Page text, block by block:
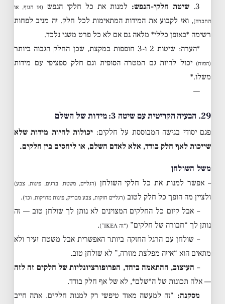
3.
שיטת חלקי-הנפש: למנות את כל חלקי הנפש (או הגוף, או
החברה), ואז לקבוע את המידות המתאימות לכל חלק. זה מניב לפחות
רשימה *באופן כללי* מלאה גם אם לא כל פרט משני נלכד.
*הערה: שיטות 2 ו-3 חופפות במקצת, שכן החלק הגבוה ביותר
(המוח) יכול להיות גם המטרה הסופית וגם חלק ספציפי עם מידות
משלו.*
—
29. הבעיה הקריטית עם שיטה 3: מידות של השלם
פגם יסודי בגישה המבוססת על חלקים: יכולות להיות מידות שלא
שייכות לאף חלק בודד, אלא לאדם השלם, או ליחסים בין חלקים.
משל השולחן
– אפשר למנות את כל חלקי השולחן (רגליים, משטח, ברגים, פינות, צבע)
ולציין מה הופך כל חלק לטוב (רגליים חזקות, צבע מבריק, פינות מדויקות, וכו׳).
– אבל קיום כל החלקים המצוינים לא נותן לך שולחן טוב — זה
נותן לך “חבורה של חלקים” (“זה IKEA”)
.
– שולחן עם הרגל החזקה ביותר האפשרית אבל משטח זעיר ולא
מתאים הוא “איזה מפלצת מוזרה,” לא שולחן טוב.
– העיצוב, ההתאמה ביחד, הפרופורציונליות של חלקים זה לזה
— אלה תכונות של ה*שלם*, לא של אף חלק בודד.
מסקנה: “זה למעשה מאוד טיפשי רק למנות חלקים. אתה חייב